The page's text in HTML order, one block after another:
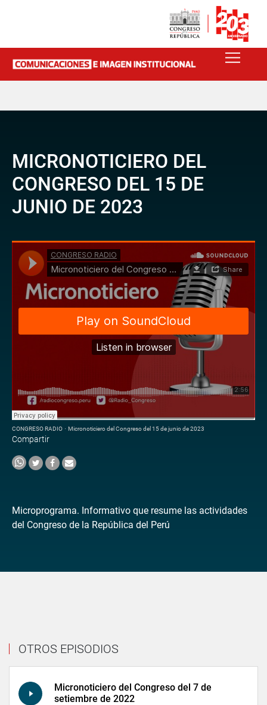
MICRONOTICIERO DEL
CONGRESO DEL 15 DE
JUNIO DE 2023
CONGRESO RADIO · Micronoticiero del Congreso del 15 de junio de 2023
Compartir
Microprograma. Informativo que resume las actividades
del Congreso de la República del Perú
OTROS EPISODIOS
Micronoticiero del Congreso del 7 de
setiembre de 2022